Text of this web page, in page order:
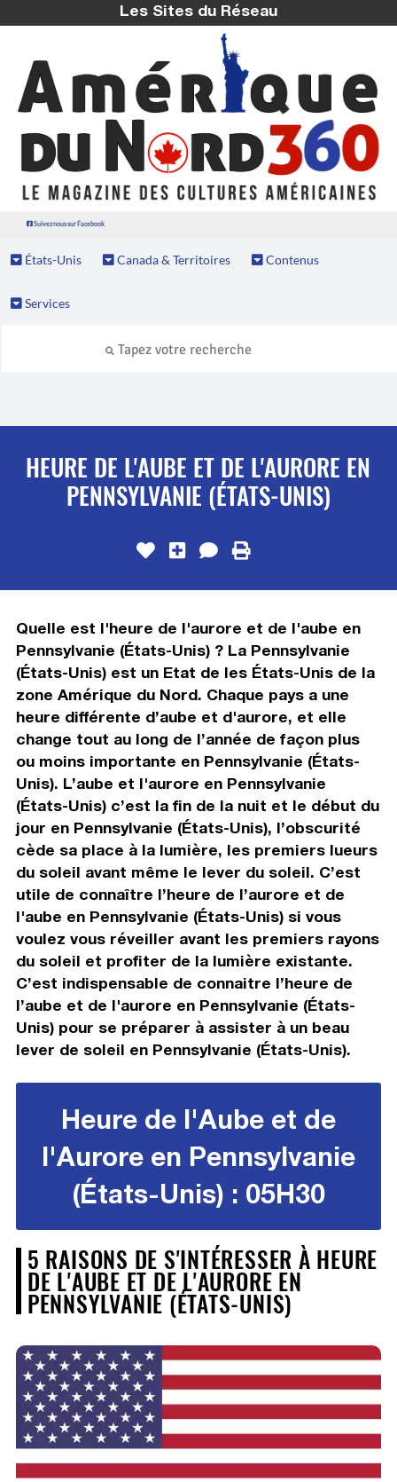
Les Sites du Réseau
Suivez nous sur Facebook
États-Unis Canada & Territoires Contenus
Services
HEURE DE L'AUBE ET DE L'AURORE EN
PENNSYLVANIE (ÉTATS-UNIS)
Quelle est l'heure de l'aurore et de l'aube en
Pennsylvanie (États-Unis) ? La Pennsylvanie
(États-Unis) est un Etat de les États-Unis de la
zone Amérique du Nord. Chaque pays a une
heure différente d’aube et d'aurore, et elle
change tout au long de l’année de façon plus
ou moins importante en Pennsylvanie (États-
Unis). L’aube et l'aurore en Pennsylvanie
(États-Unis) c’est la fin de la nuit et le début du
jour en Pennsylvanie (États-Unis), l’obscurité
cède sa place à la lumière, les premiers lueurs
du soleil avant même le lever du soleil. C’est
utile de connaître l’heure de l’aurore et de
l'aube en Pennsylvanie (États-Unis) si vous
voulez vous réveiller avant les premiers rayons
du soleil et profiter de la lumière existante.
C’est indispensable de connaitre l’heure de
l’aube et de l'aurore en Pennsylvanie (États-
Unis) pour se préparer à assister à un beau
lever de soleil en Pennsylvanie (États-Unis).
Heure de l'Aube et de
l'Aurore en Pennsylvanie
(États-Unis) : 05H30
5 RAISONS DE S'INTÉRESSER À HEURE
DE L'AUBE ET DE L'AURORE EN
PENNSYLVANIE (ÉTATS-UNIS)